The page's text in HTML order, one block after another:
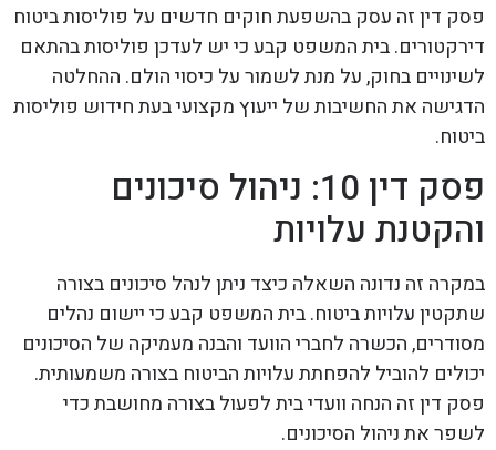
פסק דין זה עסק בהשפעת חוקים חדשים על פוליסות ביטוח
דירקטורים. בית המשפט קבע כי יש לעדכן פוליסות בהתאם
לשינויים בחוק, על מנת לשמור על כיסוי הולם. ההחלטה
הדגישה את החשיבות של ייעוץ מקצועי בעת חידוש פוליסות
ביטוח.
פסק דין 10: ניהול סיכונים
והקטנת עלויות
במקרה זה נדונה השאלה כיצד ניתן לנהל סיכונים בצורה
שתקטין עלויות ביטוח. בית המשפט קבע כי יישום נהלים
מסודרים, הכשרה לחברי הוועד והבנה מעמיקה של הסיכונים
יכולים להוביל להפחתת עלויות הביטוח בצורה משמעותית.
פסק דין זה הנחה וועדי בית לפעול בצורה מחושבת כדי
לשפר את ניהול הסיכונים.